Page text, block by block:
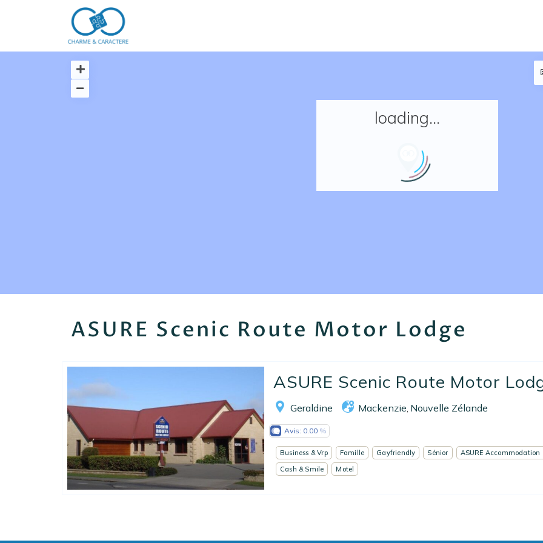
Réserver un séjour
Ecrivez-nous
loading...
ASURE Scenic Route Motor Lodge
ASURE Scenic Route Motor
Geraldine Mackenzie Nouvelle Zélande
Avis: 0.00
Business & Vrp Famille Gayfriendly Sénior
ASURE Accommodation
Cash & Smile
Motel